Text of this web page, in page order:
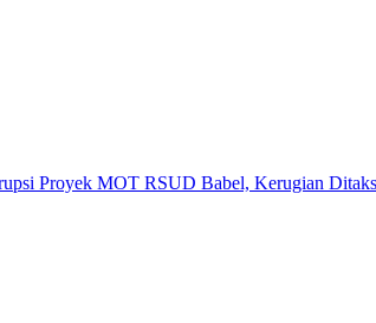
Proyek MOT RSUD Babel, Kerugian